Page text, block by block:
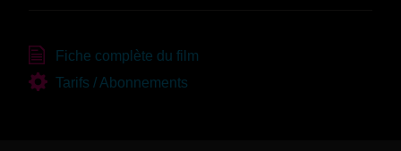
Fiche complète du film
Tarifs / Abonnements